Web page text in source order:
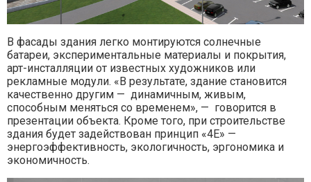
В фасады здания легко монтируются солнечные
батареи, экспериментальные материалы и покрытия,
арт-инсталляции от известных художников или
рекламные модули. «В результате, здание становится
качественно другим — динамичным, живым,
способным меняться со временем», — говорится в
презентации объекта. Кроме того, при строительстве
здания будет задействован принцип «4Е» —
энергоэффективность, экологичность, эргономика и
экономичность.